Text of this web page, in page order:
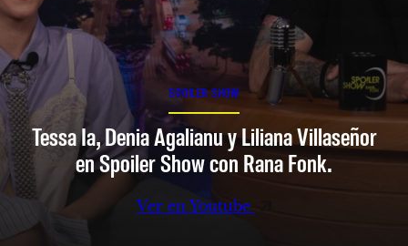
SPOILER SHOW
Tessa Ia, Denia Agalianu y Liliana Villaseñor
en Spoiler Show con Rana Fonk.
Ver en Youtube